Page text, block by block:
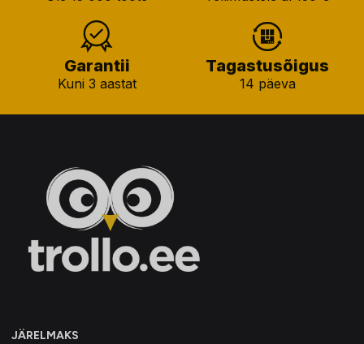
Garantii
Kuni 3 aastat
Tagastusõigus
14 päeva
JÄRELMAKS